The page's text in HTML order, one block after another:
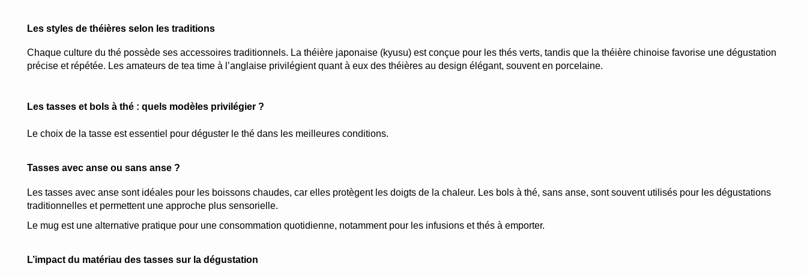
Les styles de théières selon les traditions
Chaque culture du thé possède ses accessoires traditionnels. La théière japonaise (kyusu) est conçue pour les thés verts, tandis que la théière chinoise favorise une dégustation
précise et répétée. Les amateurs de tea time à l’anglaise privilégient quant à eux des théières au design élégant, souvent en porcelaine.
Les tasses et bols à thé : quels modèles privilégier ?
Le choix de la tasse est essentiel pour déguster le thé dans les meilleures conditions.
Tasses avec anse ou sans anse ?
Les tasses avec anse sont idéales pour les boissons chaudes, car elles protègent les doigts de la chaleur. Les bols à thé, sans anse, sont souvent utilisés pour les dégustations
traditionnelles et permettent une approche plus sensorielle.
Le mug est une alternative pratique pour une consommation quotidienne, notamment pour les infusions et thés à emporter.
L’impact du matériau des tasses sur la dégustation